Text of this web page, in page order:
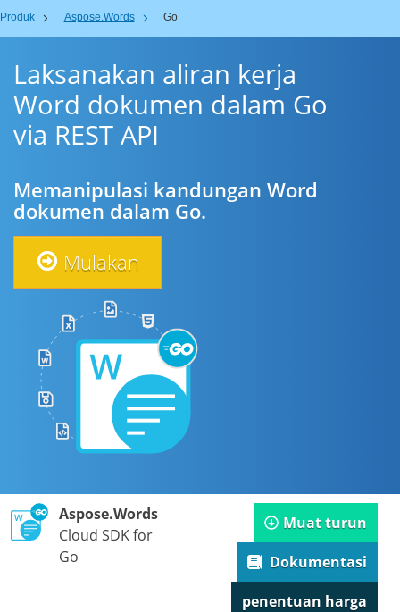
Produk Aspose.Words Go
Laksanakan aliran kerja
Word dokumen dalam Go
via REST API
Memanipulasi kandungan Word
dokumen dalam Go.
Mulakan
Aspose.Words
Cloud SDK for
Go
Muat turun
Dokumentasi
penentuan harga